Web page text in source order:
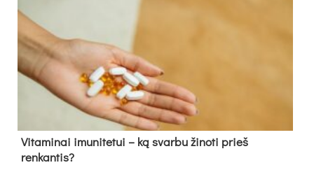
Vitaminai imunitetui – ką svarbu žinoti prieš
renkantis?